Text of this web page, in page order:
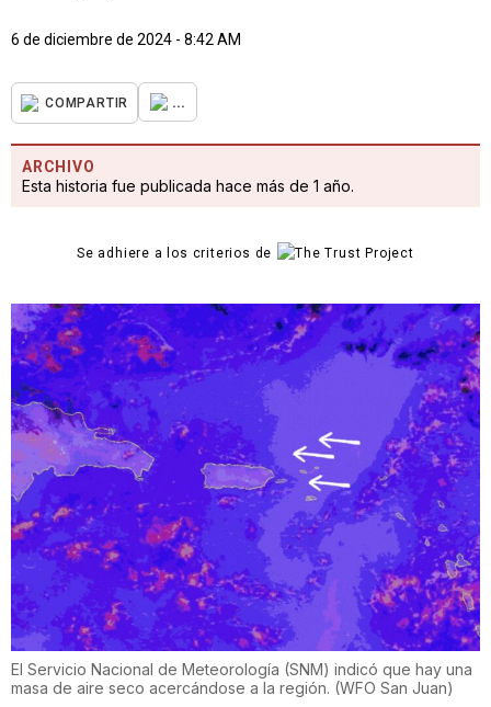
6 de diciembre de 2024 - 8:42 AM
COMPARTIR ...
ARCHIVO
Esta historia fue publicada hace más de 1 año.
Se adhiere a los criterios de
El Servicio Nacional de Meteorología (SNM) indicó que hay una
masa de aire seco acercándose a la región. (WFO San Juan)